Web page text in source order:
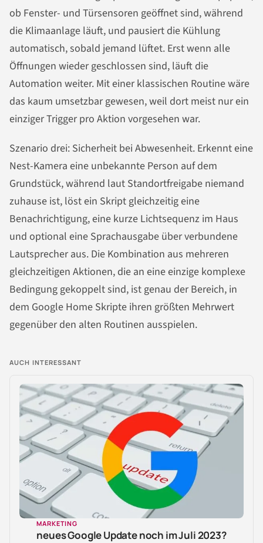
ob Fenster- und Türsensoren geöffnet sind, während
die Klimaanlage läuft, und pausiert die Kühlung
automatisch, sobald jemand lüftet. Erst wenn alle
Öffnungen wieder geschlossen sind, läuft die
Automation weiter. Mit einer klassischen Routine wäre
das kaum umsetzbar gewesen, weil dort meist nur ein
einziger Trigger pro Aktion vorgesehen war.
Szenario drei: Sicherheit bei Abwesenheit. Erkennt eine
Nest-Kamera eine unbekannte Person auf dem
Grundstück, während laut Standortfreigabe niemand
zuhause ist, löst ein Skript gleichzeitig eine
Benachrichtigung, eine kurze Lichtsequenz im Haus
und optional eine Sprachausgabe über verbundene
Lautsprecher aus. Die Kombination aus mehreren
gleichzeitigen Aktionen, die an eine einzige komplexe
Bedingung gekoppelt sind, ist genau der Bereich, in
dem Google Home Skripte ihren größten Mehrwert
gegenüber den alten Routinen ausspielen.
AUCH INTERESSANT
MARKETING
neues Google Update noch im Juli 2023?